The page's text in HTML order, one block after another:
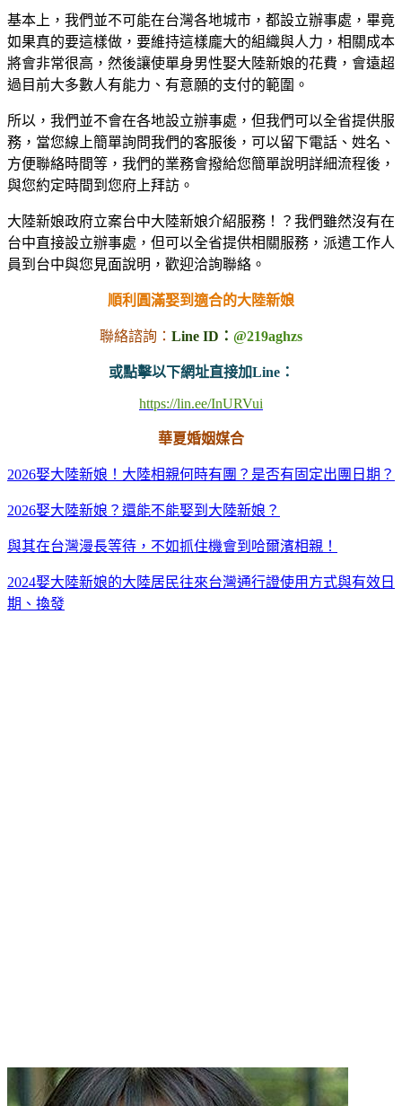
基本上，我們並不可能在台灣各地城市，都設立辦事處，畢竟
如果真的要這樣做，要維持這樣龐大的組織與人力，相關成本
將會非常很高，然後讓使單身男性娶大陸新娘的花費，會遠超
過目前大多數人有能力、有意願的支付的範圍。
所以，我們並不會在各地設立辦事處，但我們可以全省提供服
務，當您線上簡單詢問我們的客服後，可以留下電話、姓名、
方便聯絡時間等，我們的業務會撥給您簡單說明詳細流程後，
與您約定時間到您府上拜訪。
大陸新娘政府立案台中大陸新娘介紹服務！？我們雖然沒有在
台中直接設立辦事處，但可以全省提供相關服務，派遣工作人
員到台中與您見面說明，歡迎洽詢聯絡。
順利圓滿娶到適合的大陸新娘
聯絡諮詢： Line ID： @219aghzs
或點擊以下網址直接加Line：
https://lin.ee/InURVui
華夏婚姻媒合
2026娶大陸新娘！大陸相親何時有團？是否有固定出團日期？
2026娶大陸新娘？還能不能娶到大陸新娘？
與其在台灣漫長等待，不如抓住機會到哈爾濱相親！
2024娶大陸新娘的大陸居民往來台灣通行證使用方式與有效日
期、換發